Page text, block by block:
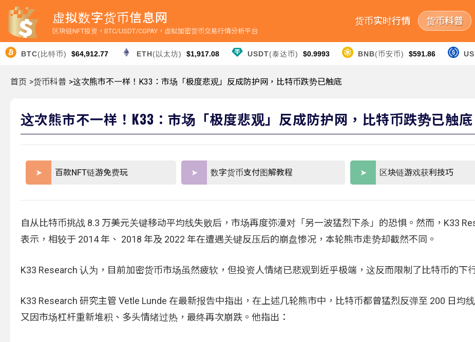
虚拟数字货币信息网
区块链NFT投资，BTC/USDT/CGPAY，虚拟加密货币交易行情分析平台
货币实时行情 货币科普
BTC(比特币) $64,912.77 ETH(以太坊) $1,917.08 USDT(泰达币) $0.9993 BNB(币安币) $591.86
首页 >货币科普 >这次熊市不一样！K33：市场「极度悲观」反成防护网，比特币跌势已触底
这次熊市不一样！K33：市场「极度悲观」反成防护网，比特币跌势已触底
百款NFT链游免费玩 数字货币支付图解教程 区块链游戏获利技巧
自从比特币挑战 8.3 万美元关键移动平均线失败后，市场再度弥漫对「另一波猛烈下杀」的恐惧。然而，K33
表示，相较于 2014 年、 2018 年及 2022 年在遭遇关键反压后的崩盘惨况，本轮熊市走势却截然不同。
K33 Research 认为，目前加密货币市场虽然疲软，但投资人情绪已悲观到近乎极端，这反而限制了比特币的下
K33 Research 研究主管 Vetle Lunde 在最新报告中指出，在上述几轮熊市中，比特币都曾猛烈反弹至 200 日均
又因市场杠杆重新堆积、多头情绪过热，最终再次崩跌。他指出：